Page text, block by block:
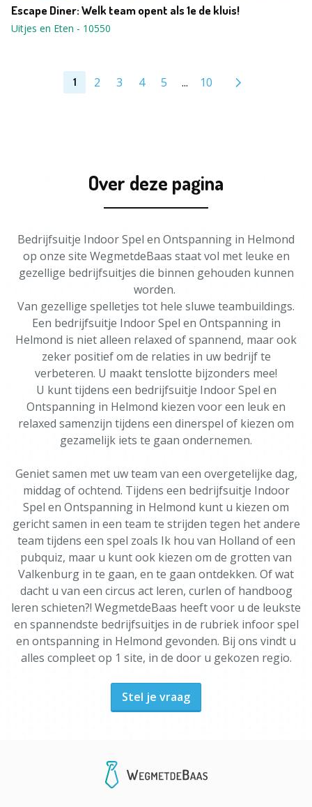
Escape Diner: Welk team opent als 1e de kluis!
Uitjes en Eten - 10550
1 2 3 4 5 ... 10
Over deze pagina
Bedrijfsuitje Indoor Spel en Ontspanning in Helmond
op onze site WegmetdeBaas staat vol met leuke en
gezellige bedrijfsuitjes die binnen gehouden kunnen
worden.
Van gezellige spelletjes tot hele sluwe teambuildings.
Een bedrijfsuitje Indoor Spel en Ontspanning in
Helmond is niet alleen relaxed of spannend, maar ook
zeker positief om de relaties in uw bedrijf te
verbeteren. U maakt tenslotte bijzonders mee!
U kunt tijdens een bedrijfsuitje Indoor Spel en
Ontspanning in Helmond kiezen voor een leuk en
relaxed samenzijn tijdens een dinerspel of kiezen om
gezamelijk iets te gaan ondernemen.
Geniet samen met uw team van een overgetelijke dag,
middag of ochtend. Tijdens een bedrijfsuitje Indoor
Spel en Ontspanning in Helmond kunt u kiezen om
gericht samen in een team te strijden tegen het andere
team tijdens een spel zoals Ik hou van Holland of een
pubquiz, maar u kunt ook kiezen om de grotten van
Valkenburg in te gaan, en te gaan ontdekken. Of wat
dacht u van een circus act leren, curlen of handboog
leren schieten?! WegmetdeBaas heeft voor u de leukste
en spannendste bedrijfsuitjes in de rubriek infoor spel
en ontspanning in Helmond gevonden. Bij ons vindt u
alles compleet op 1 site, in de door u gekozen regio.
Stel je vraag